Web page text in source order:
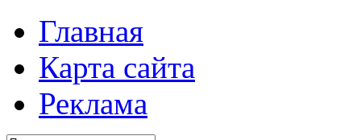
Главная
Карта сайта
Реклама